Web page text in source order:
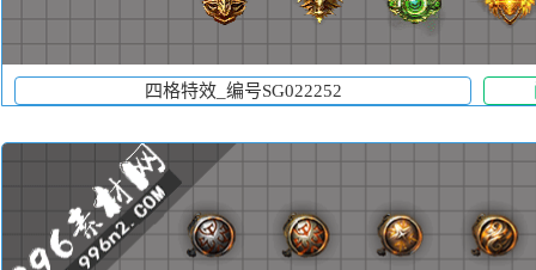
四格特效_编号SG022252